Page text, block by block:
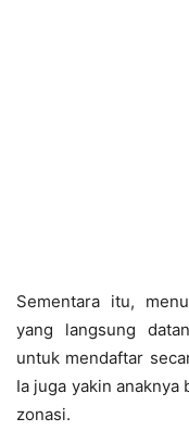
Sementara itu,
yang langsung
untuk mendaftar
Ia juga yakin
zonasi.